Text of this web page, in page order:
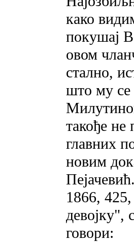
како
покушај
овом
стално,
што му се
такође не
главних
новим
1866,
девојку",
говори: